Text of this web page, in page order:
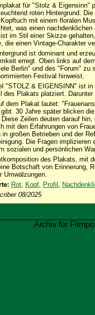
für "Stolz & Eigensinn"
roten Hintergrund.
mit einem floralen
was einen
ist im Stil einer Skizze
die einen Vintage-Charakter
ist dominant und
erregt. Oben links auf
Berlin" und des "Forum" zu
Festival hinweist.
"STOLZ & EIGENSINN" ist
des Plakats platziert.
dem Plakat lautet:
30 Jahre später blicken
Zeilen deuten darauf
mit den Erfahrungen von
in großen Betrieben und der
Die Fragen
sozialen und persönlichen
des Plakats, mit
Botschaft von Erinnerung,
Umwälzungen.
Rot, Kopf, Profil ,
08/2025
Archiv für